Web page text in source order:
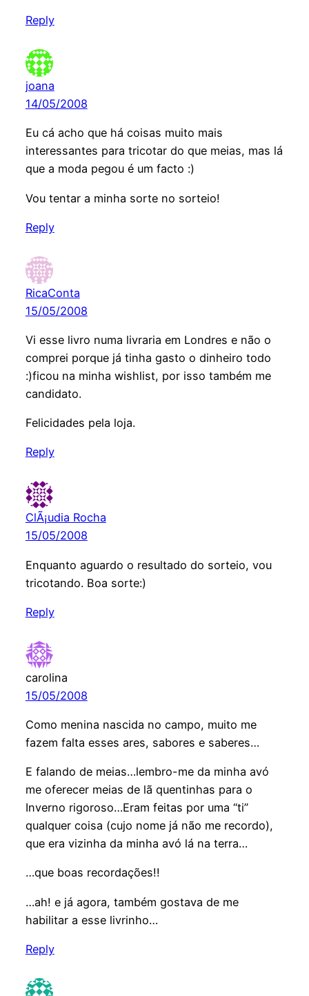
Reply
joana
14/05/2008
Eu cá acho que há coisas muito mais
interessantes para tricotar do que meias, mas lá
que a moda pegou é um facto :)
Vou tentar a minha sorte no sorteio!
Reply
RicaConta
15/05/2008
Vi esse livro numa livraria em Londres e não o
comprei porque já tinha gasto o dinheiro todo
:)ficou na minha wishlist, por isso também me
candidato.
Felicidades pela loja.
Reply
ClÃ¡udia Rocha
15/05/2008
Enquanto aguardo o resultado do sorteio, vou
tricotando. Boa sorte:)
Reply
carolina
15/05/2008
Como menina nascida no campo, muito me
fazem falta esses ares, sabores e saberes…
E falando de meias…lembro-me da minha avó
me oferecer meias de lã quentinhas para o
Inverno rigoroso…Eram feitas por uma “ti”
qualquer coisa (cujo nome já não me recordo),
que era vizinha da minha avó lá na terra…
…que boas recordações!!
…ah! e já agora, também gostava de me
habilitar a esse livrinho…
Reply